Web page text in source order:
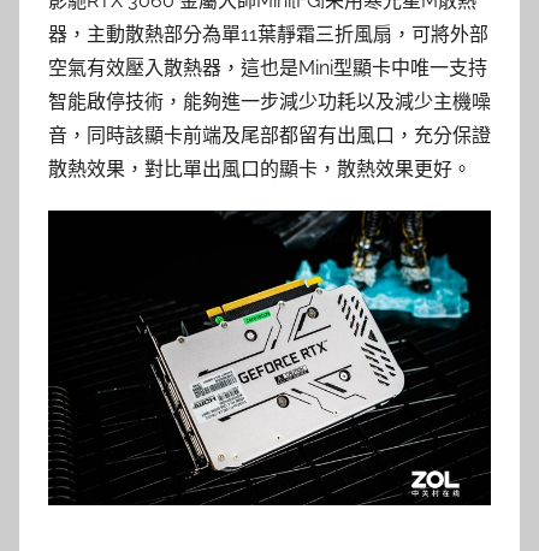
器，主動散熱部分為單11葉靜霜三折風扇，可將外部
空氣有效壓入散熱器，這也是Mini型顯卡中唯一支持
智能啟停技術，能夠進一步減少功耗以及減少主機噪
音，同時該顯卡前端及尾部都留有出風口，充分保證
散熱效果，對比單出風口的顯卡，散熱效果更好。